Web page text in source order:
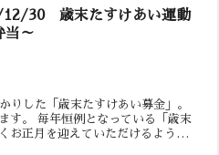
30 歳末たすけあい運動
当～
りした「歳末たすけあい募金」。
いる「歳末
お正月を迎えていただけるよう